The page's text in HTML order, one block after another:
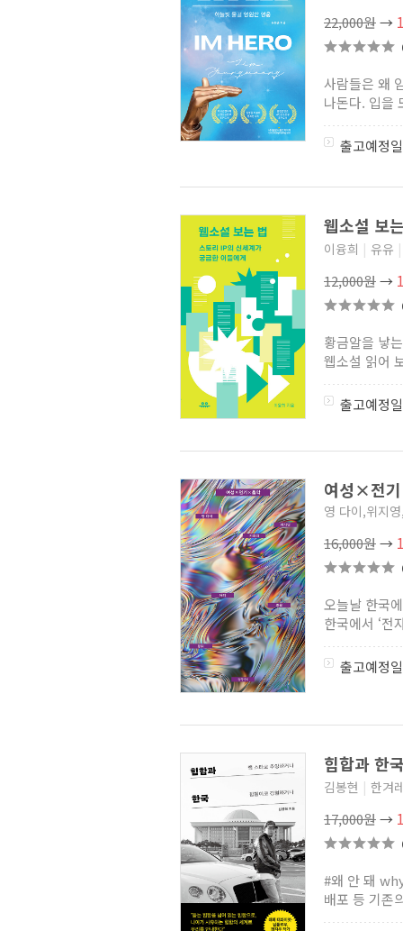
22,000원→
사람들은 왜
나돈다. 입을
출고예정
웹소설 보
이융희 | 유유 |
12,000원→
황금알을 낳
웹소설 읽어
출고예정
여성×전
영 다이,위지
16,000원→
오늘날 한국
한국에서 ‘전
출고예정
힙합과 한
김봉현 | 한겨
17,000원→
#왜 안 돼
배포 등 기존